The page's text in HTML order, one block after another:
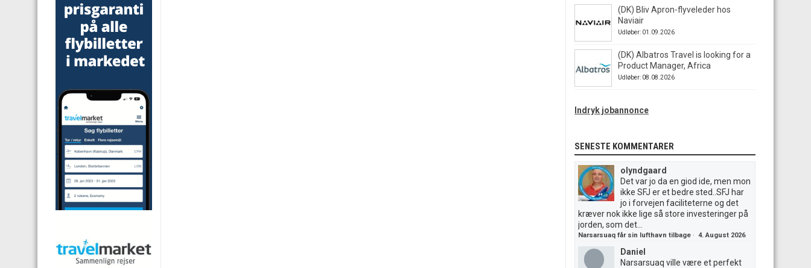
(DK) Bliv Apron-flyveleder hos
Naviair
Udløber: 01.09.2026
(DK) Albatros Travel is looking for a
Product Manager, Africa
Udløber: 08.08.2026
Indryk jobannonce
SENESTE KOMMENTARER
olyndgaard
Det var jo da en giod ide, men mon
ikke SFJ er et bedre sted..SFJ har
jo i forvejen faciliteterne og det
kræver nok ikke lige så store investeringer på
jorden, som det...
Narsarsuaq får sin lufthavn tilbage · 4. August 2026
Daniel
Narsarsuaq ville være et perfekt